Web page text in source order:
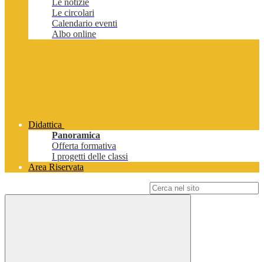
Le notizie
Le circolari
Calendario eventi
Albo online
Didattica
Panoramica
Offerta formativa
I progetti delle classi
Area Riservata